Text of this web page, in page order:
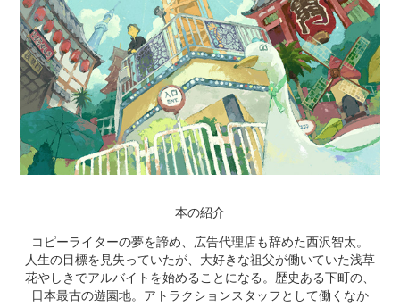
本の紹介
コピーライターの夢を諦め、広告代理店も辞めた西沢智太。
人生の目標を見失っていたが、大好きな祖父が働いていた浅草
花やしきでアルバイトを始めることになる。歴史ある下町の、
日本最古の遊園地。アトラクションスタッフとして働くなか